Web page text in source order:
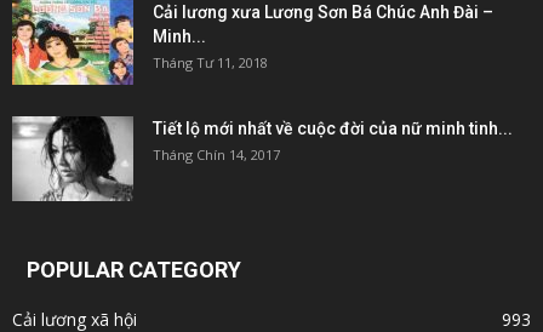
Cải lương xưa Lương Sơn Bá Chúc Anh Đài –
Minh...
Tháng Tư 11, 2018
Tiết lộ mới nhất về cuộc đời của nữ minh tinh...
Tháng Chín 14, 2017
POPULAR CATEGORY
Cải lương xã hội
993